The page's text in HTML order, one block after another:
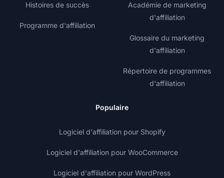
Histoires de succès
Programme d'affiliation
Académie de marketing
d'affiliation
Glossaire du marketing
d'affiliation
Répertoire de programmes
d'affiliation
Populaire
Logiciel d'affiliation pour Shopify
Logiciel d'affiliation pour WooCommerce
Logiciel d'affiliation pour WordPress